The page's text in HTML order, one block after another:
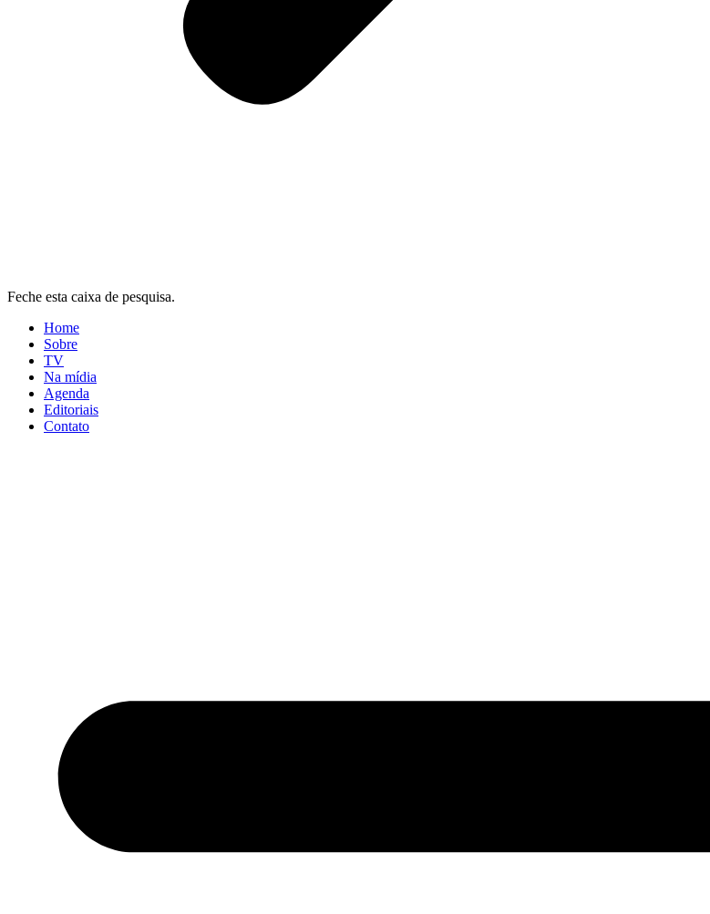
Feche esta caixa de pesquisa.
Home
Sobre
TV
Na mídia
Agenda
Editoriais
Contato